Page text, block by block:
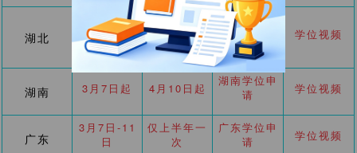
湖北
2021年12
月27日-31
日
仅上半年一
次
湖北学位申
请
学位视频
湖南 3月7日起 4月10日起
湖南学位申
请
学位视频
广东
3月7日-11
日
仅上半年一
次
广东学位申
请
学位视频